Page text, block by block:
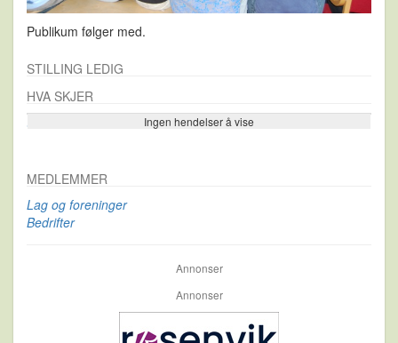
Publikum følger med.
STILLING LEDIG
HVA SKJER
Ingen hendelser å vise
Se flere…
MEDLEMMER
Lag og foreninger
Bedrifter
Annonser
Annonser